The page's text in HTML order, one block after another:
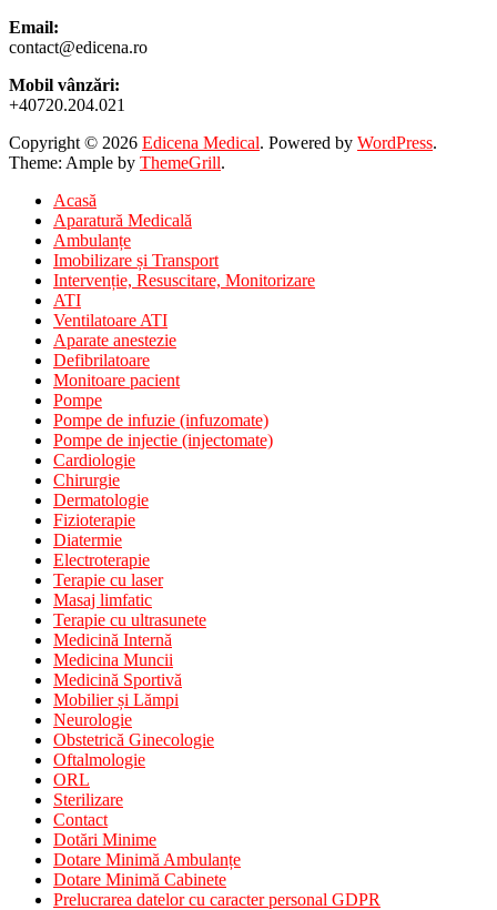
Email:
contact@edicena.ro
Mobil vânzări:
+40720.204.021
Copyright © 2026 Edicena Medical. Powered by WordPress.
Theme: Ample by ThemeGrill.
Acasă
Aparatură Medicală
Ambulanțe
Imobilizare și Transport
Intervenție, Resuscitare, Monitorizare
ATI
Ventilatoare ATI
Aparate anestezie
Defibrilatoare
Monitoare pacient
Pompe
Pompe de infuzie (infuzomate)
Pompe de injectie (injectomate)
Cardiologie
Chirurgie
Dermatologie
Fizioterapie
Diatermie
Electroterapie
Terapie cu laser
Masaj limfatic
Terapie cu ultrasunete
Medicină Internă
Medicina Muncii
Medicină Sportivă
Mobilier și Lămpi
Neurologie
Obstetrică Ginecologie
Oftalmologie
ORL
Sterilizare
Contact
Dotări Minime
Dotare Minimă Ambulanțe
Dotare Minimă Cabinete
Prelucrarea datelor cu caracter personal GDPR